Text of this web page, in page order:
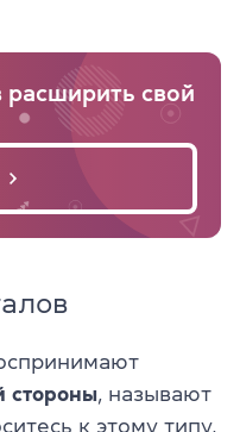
свой
стороны, называют
к этому типу,